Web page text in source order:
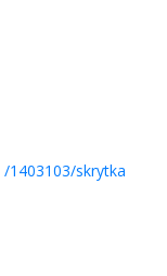
/1403103/skrytka